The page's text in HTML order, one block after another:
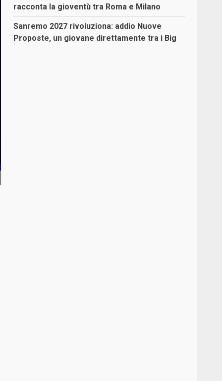
racconta la gioventù tra Roma e Milano
Sanremo 2027 rivoluziona: addio Nuove
Proposte, un giovane direttamente tra i Big